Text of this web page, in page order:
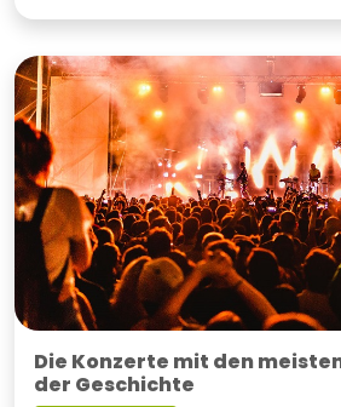
Die Konzerte mit den
der Geschichte